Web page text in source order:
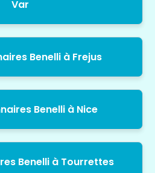
Var
Benelli à Frejus
Benelli à Nice
Benelli à Tourrettes